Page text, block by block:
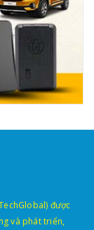
được
và phát triển,